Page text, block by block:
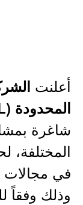
أعلنت
المحدودة (SSCL)
شاغرة
المختلفة،
في مجالات
وذلك وفقاً